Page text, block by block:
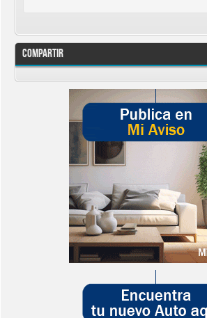
Compartir